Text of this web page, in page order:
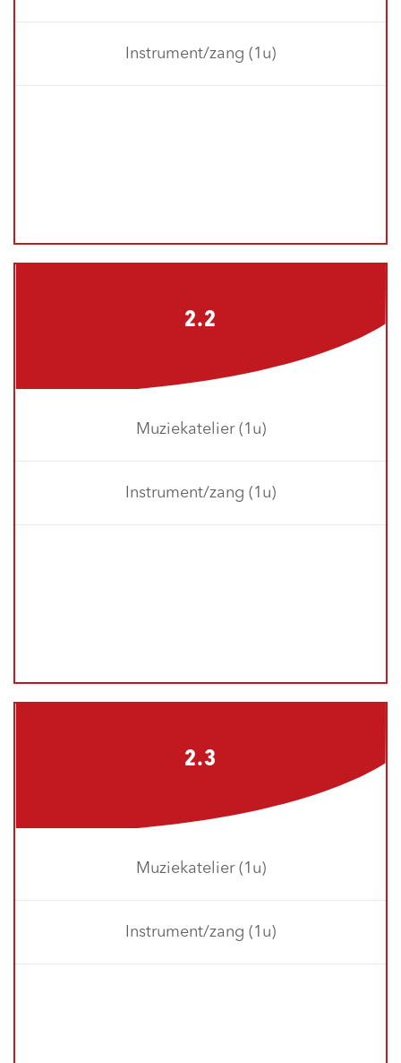
Instrument/zang (1u)
2.2
Muziekatelier (1u)
Instrument/zang (1u)
2.3
Muziekatelier (1u)
Instrument/zang (1u)